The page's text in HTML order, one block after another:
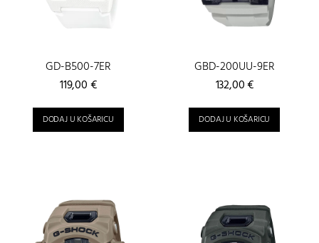
GD-B500-7ER
119,00€
DODAJ U KOŠARICU
GBD-200UU-9ER
132,00€
DODAJ U KOŠARICU